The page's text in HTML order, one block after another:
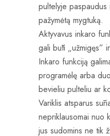
pultelyje paspaudus
pažymėtą mygtuką.
Aktyvavus inkaro
gali būti „užmigęs”
Inkaro funkciją
programėlę arba
bevieliu pulteliu ar
Variklis atsparus
nepriklausomai nuo
jus sudomins ne tik